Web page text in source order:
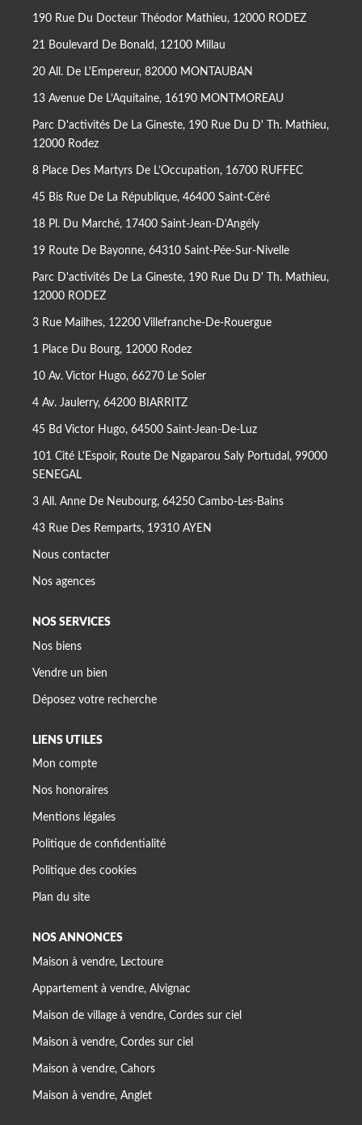
190 Rue Du Docteur Théodor Mathieu, 12000 RODEZ
21 Boulevard De Bonald, 12100 Millau
20 All. De L'Empereur, 82000 MONTAUBAN
13 Avenue De L’Aquitaine, 16190 MONTMOREAU
Parc D'activités De La Gineste, 190 Rue Du D' Th. Mathieu,
12000 Rodez
8 Place Des Martyrs De L’Occupation, 16700 RUFFEC
45 Bis Rue De La République, 46400 Saint-Céré
18 Pl. Du Marché, 17400 Saint-Jean-D'Angély
19 Route De Bayonne, 64310 Saint-Pée-Sur-Nivelle
Parc D'activités De La Gineste, 190 Rue Du D' Th. Mathieu,
12000 RODEZ
3 Rue Mailhes, 12200 Villefranche-De-Rouergue
1 Place Du Bourg, 12000 Rodez
10 Av. Victor Hugo, 66270 Le Soler
4 Av. Jaulerry, 64200 BIARRITZ
45 Bd Victor Hugo, 64500 Saint-Jean-De-Luz
101 Cité L'Espoir, Route De Ngaparou Saly Portudal, 99000
SENEGAL
3 All. Anne De Neubourg, 64250 Cambo-Les-Bains
43 Rue Des Remparts, 19310 AYEN
Nous contacter
Nos agences
NOS SERVICES
Nos biens
Vendre un bien
Déposez votre recherche
LIENS UTILES
Mon compte
Nos honoraires
Mentions légales
Politique de confidentialité
Politique des cookies
Plan du site
NOS ANNONCES
Maison à vendre, Lectoure
Appartement à vendre, Alvignac
Maison de village à vendre, Cordes sur ciel
Maison à vendre, Cordes sur ciel
Maison à vendre, Cahors
Maison à vendre, Anglet